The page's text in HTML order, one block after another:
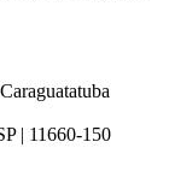
| 11660-150